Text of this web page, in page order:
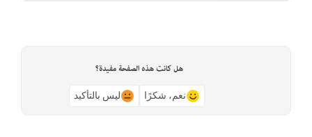
هل كانت هذه الصفحة مفيدة؟
نعم، شكرًا ليس بالتأكيد